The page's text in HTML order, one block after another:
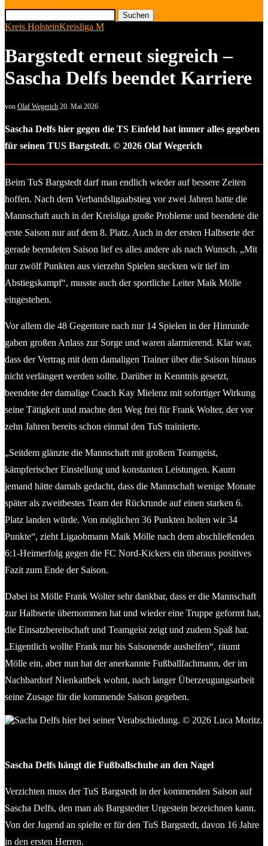
Suchen
Kreis HolsteinKreisliga M
Bargstedt erneut siegreich –
Sascha Delfs beendet Karriere
von Olaf Wegerich 20. Mai 2026
Sascha Delfs hier gegen die TS Einfeld hat immer alles gegeben
für seinen TUS Bargstedt. © 2026 Olaf Wegerich
Beim TuS Bargstedt darf man endlich wieder auf bessere Zeiten
hoffen. Nach dem Verbandsligaabstieg vor zwei Jahren hatte die
Mannschaft auch in der Kreisliga große Probleme und beendete die
erste Saison nur auf dem 8. Platz. Auch in der ersten Halbserie der
gerade beendeten Saison lief es alles andere als nach Wunsch. „Mit
nur zwölf Punkten aus vierzehn Spielen steckten wir tief im
Abstiegskampf“, musste auch der sportliche Leiter Maik Mölle
eingestehen.
Vor allem die 48 Gegentore nach nur 14 Spielen in der Hinrunde
gaben großen Anlass zur Sorge und waren alarmierend. Klar war,
dass der Vertrag mit dem damaligen Trainer über die Saison hinaus
nicht verlängert werden sollte. Darüber in Kenntnis gesetzt,
beendete der damalige Coach Kay Mielenz mit sofortiger Wirkung
seine Tätigkeit und machte den Weg frei für Frank Wolter, der vor
zehn Jahren bereits schon einmal den TuS trainierte.
„Seitdem glänzte die Mannschaft mit großem Teamgeist,
kämpferischer Einstellung und konstanten Leistungen. Kaum
jemand hätte damals gedacht, dass die Mannschaft wenige Monate
später als zweitbestes Team der Rückrunde auf einen starken 6.
Platz landen würde. Von möglichen 36 Punkten holten wir 34
Punkte“, zieht Ligaobmann Maik Mölle nach dem abschließenden
6:1-Heimerfolg gegen die FC Nord-Kickers ein überaus positives
Fazit zum Ende der Saison.
Dabei ist Mölle Frank Wolter sehr dankbar, dass er die Mannschaft
zur Halbserie übernommen hat und wieder eine Truppe geformt hat,
die Einsatzbereitschaft und Teamgeist zeigt und zudem Spaß hat.
„Eigentlich wollte Frank nur bis Saisonende aushelfen“, räumt
Mölle ein, aber nun hat der anerkannte Fußballfachmann, der im
Nachbardorf Nienkattbek wohnt, nach langer Überzeugungsarbeit
seine Zusage für die kommende Saison gegeben.
Sascha Delfs hängt die Fußballschuhe an den Nagel
Verzichten muss der TuS Bargstedt in der kommenden Saison auf
Sascha Delfs, den man als Bargstedter Urgestein bezeichnen kann.
Von der Jugend an spielte er für den TuS Bargstedt, davon 16 Jahre
in den ersten Herren.